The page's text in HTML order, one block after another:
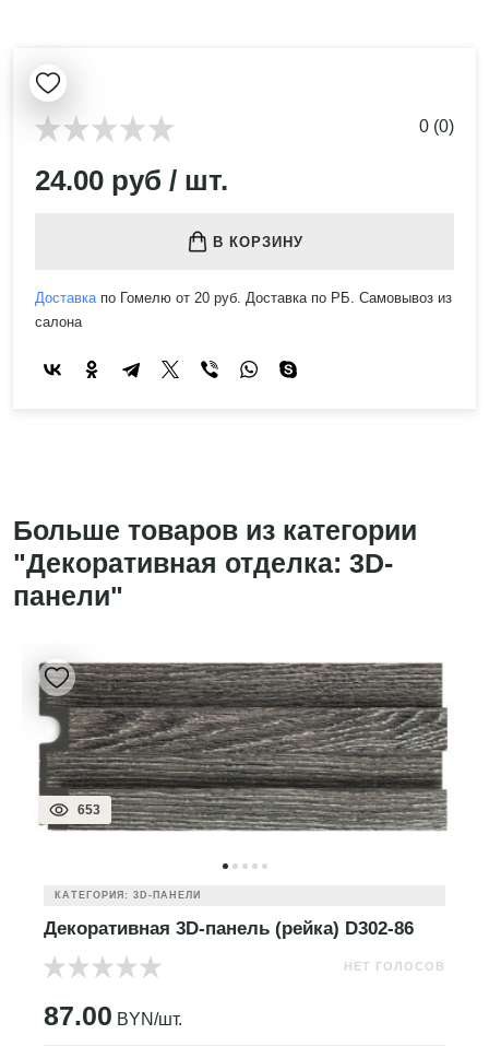
0 (0)
24.00 руб / шт.
В КОРЗИНУ
Доставкапо Гомелю от 20 руб. Доставка по РБ. Самовывоз из
салона
Больше товаров из категории
"Декоративная отделка: 3D-
панели"
653
КАТЕГОРИЯ: 3D-ПАНЕЛИ
Декоративная 3D-панель (рейка) D302-86
НЕТ ГОЛОСОВ
87.00 BYN/шт.